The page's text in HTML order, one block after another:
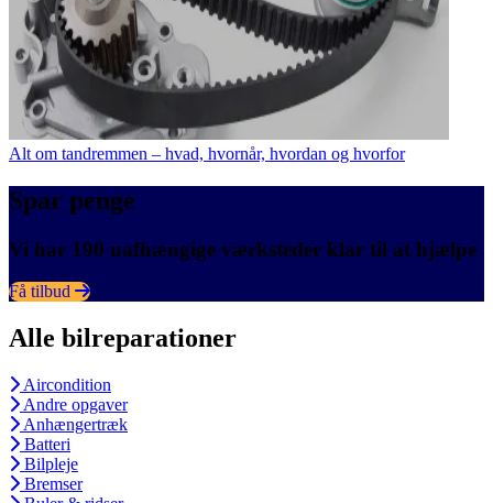
Alt om tandremmen – hvad, hvornår, hvordan og hvorfor
Spar penge
Vi har 190 uafhængige værksteder klar til at hjælpe
Få tilbud
Alle bilreparationer
Aircondition
Andre opgaver
Anhængertræk
Batteri
Bilpleje
Bremser